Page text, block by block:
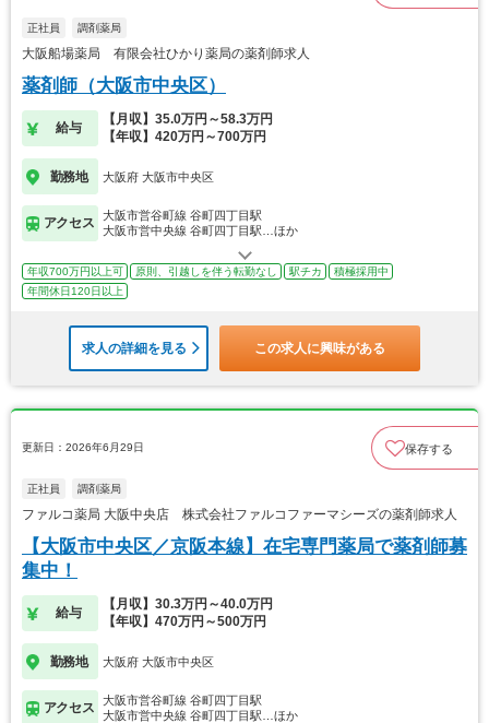
正社員 調剤薬局
大阪船場薬局 有限会社ひかり薬局の薬剤師求人
薬剤師（大阪市中央区）
給与
【月収】35.0万円～58.3万円
【年収】420万円～700万円
勤務地 大阪府 大阪市中央区
アクセス
大阪市営谷町線 谷町四丁目駅
大阪市営中央線 谷町四丁目駅…ほか
年収700万円以上可 原則、引越しを伴う転勤なし 駅チカ
積極採用中
年間休日120日以上
求人の詳細を見る この求人に興味がある
更新日：2026年6月29日 保存する
正社員 調剤薬局
ファルコ薬局 大阪中央店 株式会社ファルコファーマシーズの薬剤師求人
【大阪市中央区／京阪本線】在宅専門薬局で薬剤師募
集中！
給与
【月収】30.3万円～40.0万円
【年収】470万円～500万円
勤務地 大阪府 大阪市中央区
アクセス
大阪市営谷町線 谷町四丁目駅
大阪市営中央線 谷町四丁目駅…ほか